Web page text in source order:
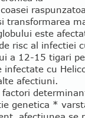
transformarea
este
risc al infectiei
a 12-15 tigari
infectate cu
afectiuni.
factori
genetica *